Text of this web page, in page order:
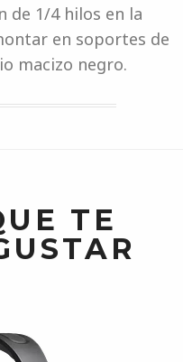
de 1/4 hilos en la
en soportes de
macizo negro.
TE